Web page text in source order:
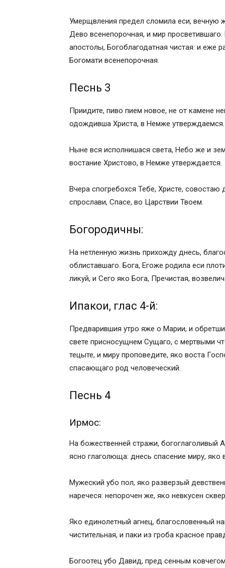
Умерщвления предел сломила еси, вечную
Дево всенепорочная, и мир
апостолы, Богоблагодатная чистая: и еже
Богомати всенепорочная.
Песнь 3
Приидите, пиво пием новое, не от камене
одождивша Христа, в Немже утверждаемся.
Ныне вся исполнишася света, Небо же и
востание Христово, в Немже утверждается.
Вчера спогребохся Тебе, Христе,
спрослави, Спасе, во Царствии Твоем.
Богородичны:
На нетленную жизнь прихожду днесь,
облиставшаго. Бога, Егоже родила еси
ликуй, и Сего яко Бога, Пречистая,
Ипакои, глас 4-й:
Предварившия утро яже о Марии, и
свете присносущнем Сущаго, с мертвыми
тецыте, и миру проповедите, яко воста
спасающаго род человеческий.
Песнь 4
Ирмос:
На божественней стражи, богоглаголивый
ясно глаголюща: днесь спасение миру, яко
Мужеский убо пол, яко разверзый
наречеся: непорочен же, яко невкусен
Яко единолетный агнец, благословенный
чистительная, и паки из гроба красное
Богоотец убо Давид, пред сенным